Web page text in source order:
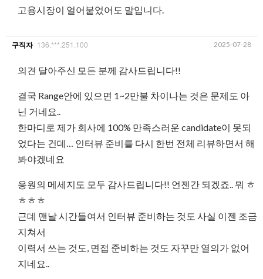
고용시장이 얼어붙었어도 말입니다.
구직자 136.***.251.100 2025-07-28
의견 달아주신 모든 분께 감사드립니다!!
결국 Range안에 있으면 1~2만불 차이나는 것은 문제도 아
닌 거네요..
한마디로 제가 회사에 100% 만족스러운 candidate이 못되
었다는 건데… 인터뷰 준비를 다시 한번 전체 리뷰하면서 해
봐야겠네요
응원의 메세지도 모두 감사드립니다!! 언젠간 되겠죠.. 뭐 ㅎ
ㅎㅎㅎ
근데 맨날 시간들여서 인터뷰 준비하는 것도 사실 이젠 조금
지쳐서
이력서 쓰는 것도, 면접 준비하는 것도 자꾸만 열의가 없어
지네요..